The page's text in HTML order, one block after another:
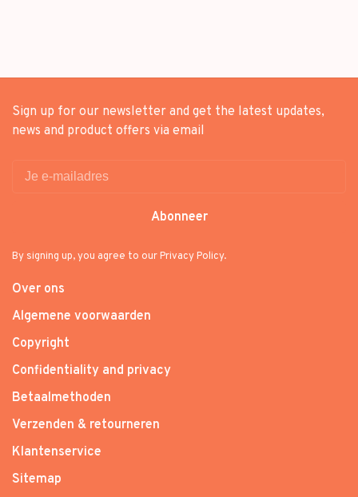
Sign up for our newsletter and get the latest updates,
news and product offers via email
Abonneer
By signing up, you agree to our Privacy Policy.
Over ons
Algemene voorwaarden
Copyright
Confidentiality and privacy
Betaalmethoden
Verzenden & retourneren
Klantenservice
Sitemap